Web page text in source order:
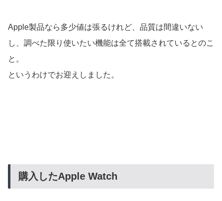
Apple製品なら多少値は張るけれど、品質は間違いない
し、調べた限り使いたい機能は全て搭載されているとのこ
と。
というわけでお迎えしました。
購入したApple Watch